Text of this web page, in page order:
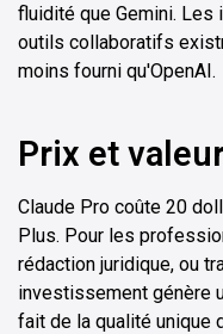
fluidité que Gemini. Les
outils collaboratifs
moins fourni qu'OpenAI.
Prix et
Claude Pro coûte 20
Plus. Pour les
rédaction juridique, ou
investissement génère
fait de la qualité unique